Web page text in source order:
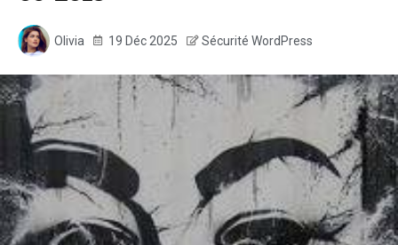
Olivia 19 Déc 2025 Sécurité WordPress